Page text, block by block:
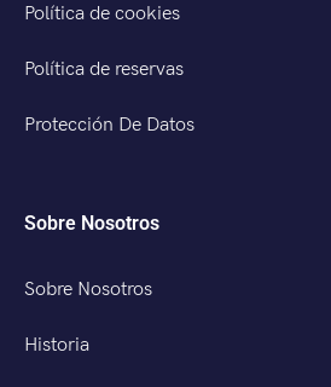
Política de cookies
Política de reservas
Protección De Datos
Sobre Nosotros
Sobre Nosotros
Historia